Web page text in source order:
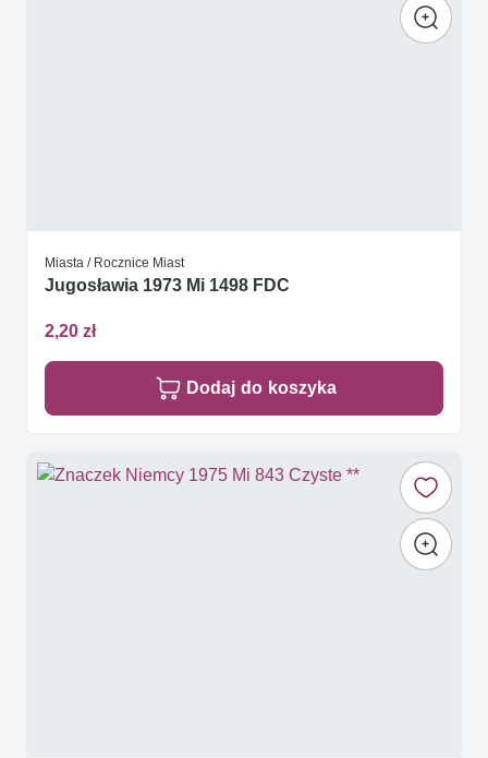
Miasta / Rocznice Miast
Jugosławia 1973 Mi 1498 FDC
2,20 zł
Dodaj do koszyka